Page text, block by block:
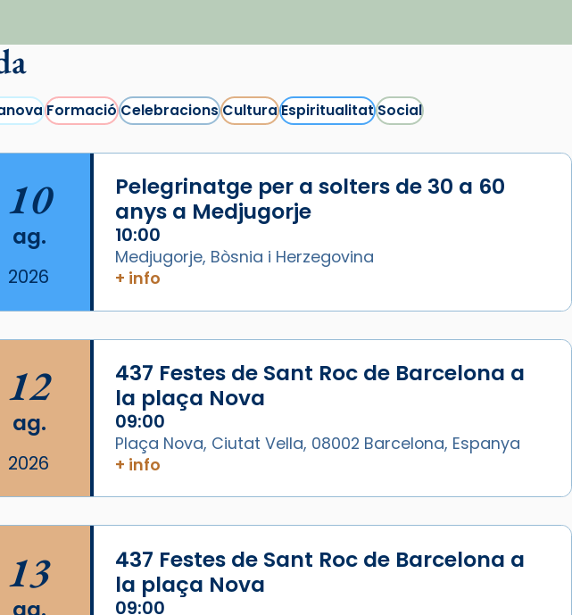
FormacióCelebracionsCulturaEspiritualitatSocial
10
ag.
2026
Pelegrinatge per a solters de 30 a 60
anys a Medjugorje
10:00
Medjugorje, Bòsnia i Herzegovina
+ info
12
ag.
2026
437 Festes de Sant Roc de Barcelona a
la plaça Nova
09:00
Plaça Nova, Ciutat Vella, 08002 Barcelona, Espanya
+ info
13
ag.
437 Festes de Sant Roc de Barcelona a
la plaça Nova
09:00